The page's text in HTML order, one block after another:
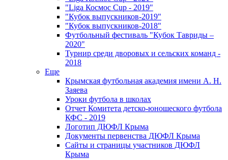
"Liga Космос Cup - 2019"
"Кубок выпускников-2019"
"Кубок выпускников-2018"
Футбольный фестиваль "Кубок Тавриды –
2020"
Турнир среди дворовых и сельских команд -
2018
Еще
Крымская футбольная академия имени А. Н.
Заяева
Уроки футбола в школах
Отчет Комитета детско-юношеского футбола
КФС - 2019
Логотип ДЮФЛ Крыма
Документы первенства ДЮФЛ Крыма
Сайты и страницы участников ДЮФЛ
Крыма